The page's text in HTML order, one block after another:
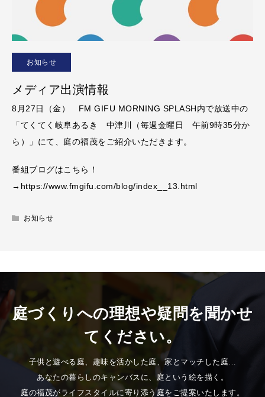
お知らせ
メディア出演情報
8月27日（金） FM GIFU MORNING SPLASH内で放送中の
「てくてく岐阜あるき 中津川（毎週金曜日 午前9時35分か
ら）」にて、庭の福茂をご紹介いただきます。
番組ブログはこちら！
→ https://www.fmgifu.com/blog/index__13.html
お知らせ
庭づくりへの理想や疑問を聞かせ
てください。
子供と遊べる庭、趣味を活かした庭、家とマッチした庭…
あなたの暮らしのキャンバスに、庭という絵を描く。
庭の福茂がライフスタイルに寄り添う庭をご提案いたします。